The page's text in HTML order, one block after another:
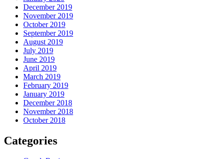
December 2019
November 2019
October 2019
September 2019
August 2019
July 2019
June 2019
April 2019
March 2019
February 2019
January 2019
December 2018
November 2018
October 2018
Categories